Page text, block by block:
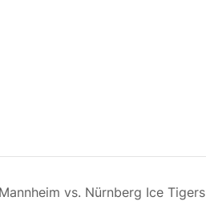
vs. Nürnberg Ice Tigers